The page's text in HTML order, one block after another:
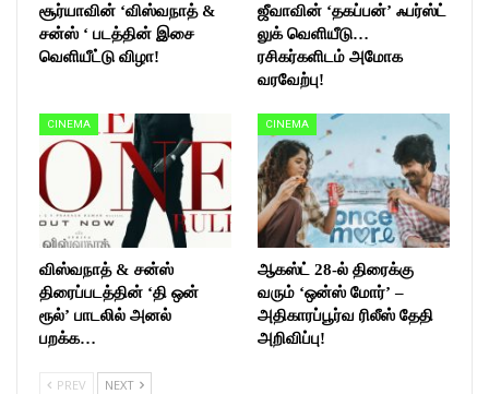
சூர்யாவின் ‘விஸ்வநாத் &
சன்ஸ் ‘ படத்தின் இசை
வெளியீட்டு விழா!
ஜீவாவின் ‘தகப்பன்’ ஃபர்ஸ்ட்
லுக் வெளியீடு…
ரசிகர்களிடம் அமோக
வரவேற்பு!
CINEMA
விஸ்வநாத் & சன்ஸ்
திரைப்படத்தின் ‘தி ஒன்
ரூல்’ பாடலில் அனல்
பறக்க…
CINEMA
ஆகஸ்ட் 28-ல் திரைக்கு
வரும் ‘ஒன்ஸ் மோர்’ –
அதிகாரப்பூர்வ ரிலீஸ் தேதி
அறிவிப்பு!
PREV NEXT